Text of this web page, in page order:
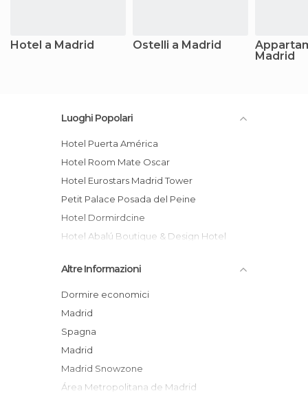
Hotel a Madrid Ostelli a Madrid
Madrid
Luoghi Popolari
Hotel Puerta América
Hotel Room Mate Oscar
Hotel Eurostars Madrid Tower
Petit Palace Posada del Peine
Hotel Dormirdcine
Hotel Abalú Boutique & Design Hotel
Only YOU Boutique Hotel Madrid
Hotel Madrid Gran Vía by Melia
Regente Hotel
Ayre Gran Hotel Colón
Apartosuites Jardines de Sabatini
Altre Informazioni
Dormire economici
Madrid
Spagna
Madrid
Madrid Snowzone
Área Metropolitana de Madrid